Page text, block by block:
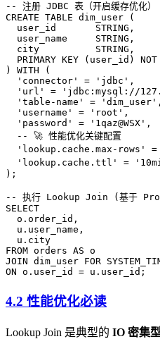
-- 注册 JDBC 表（开启缓存优化）
CREATE TABLE dim_user (
  user_id       STRING,
  user_name     STRING,
  city          STRING,
  PRIMARY KEY
(user_id) NOT
) WITH (
  'connector'
= 'jdbc' ,
  'url'
= 'jdbc:mysql://
  'table-name'
= 'dim_user' ,
  'username'
= 'root' ,
  'password'
= '1qaz@WSX' ,
  -- 🚀 性能优化关键配置
  'lookup.cache.max-rows'
=
  'lookup.cache.ttl'
=
);
-- 执行 Lookup Join (基于
SELECT
  o
. order_id ,
  u
. user_name ,
  u
. city
FROM orders AS o
JOIN dim_user FOR
ON o . user_id = u . user_id ;
4.2 性能优化必读
Lookup Join 是典型的 IO 密集型